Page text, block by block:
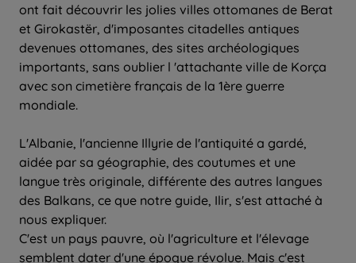
ont fait découvrir les jolies villes ottomanes de Berat
et Girokastër, d'imposantes citadelles antiques
devenues ottomanes, des sites archéologiques
importants, sans oublier l 'attachante ville de Korça
avec son cimetière français de la 1ère guerre
mondiale.
L'Albanie, l'ancienne Illyrie de l'antiquité a gardé,
aidée par sa géographie, des coutumes et une
langue très originale, différente des autres langues
des Balkans, ce que notre guide, Ilir, s'est attaché à
nous expliquer.
C'est un pays pauvre, où l'agriculture et l'élevage
semblent dater d'une époque révolue. Mais c'est